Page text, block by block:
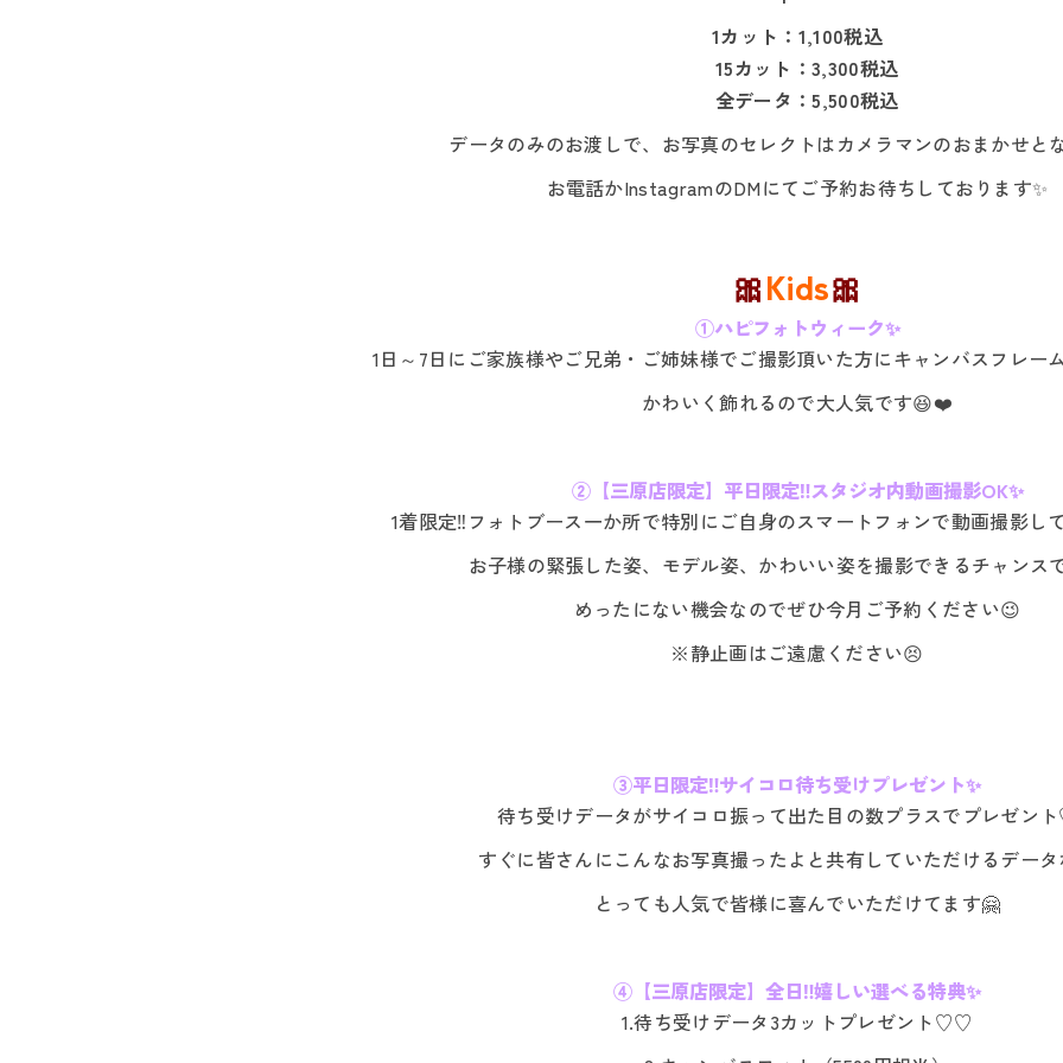
1カット：1,100税込
15カット：3,300税込
全データ：5,500税込
データのみのお渡しで、お写真のセレクトはカメラマンのおまかせと
お電話かInstagramのDMにてご予約お待ちしております✨
🎀Kids🎀
①ハピフォトウィーク✨
1日～7日にご家族様やご兄弟・ご姉妹様でご撮影頂いた方にキャンバスフレー
かわいく飾れるので大人気です😆❤️
②【三原店限定】平日限定‼スタジオ内動画撮影OK✨
1着限定‼フォトブース一か所で特別にご自身のスマートフォンで動画撮影し
お子様の緊張した姿、モデル姿、かわいい姿を撮影できるチャン
めったにない機会なのでぜひ今月ご予約ください😉
※静止画はご遠慮ください😣
③平日限定‼サイコロ待ち受けプレゼント✨
待ち受けデータがサイコロ振って出た目の数プラスでプレゼン
すぐに皆さんにこんなお写真撮ったよと共有していただけるデー
とっても人気で皆様に喜んでいただけてます🤗
④【三原店限定】全日‼嬉しい選べる特典✨
1.待ち受けデータ3カットプレゼント♡♡